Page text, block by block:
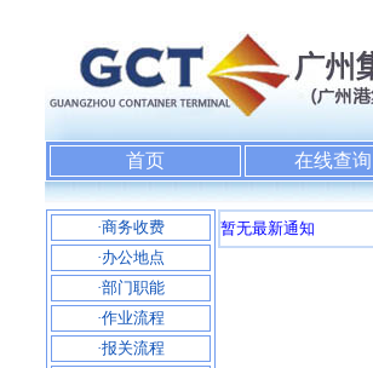
首页 在线查询
·商务收费
·办公地点
·部门职能
·作业流程
·报关流程
暂无最新通知